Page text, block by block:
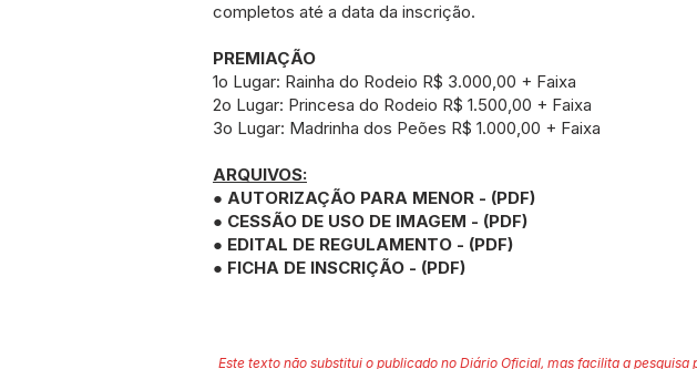
completos até a data da inscrição.
PREMIAÇÃO
1o Lugar: Rainha do Rodeio R$ 3.000,00 + Faixa
2o Lugar: Princesa do Rodeio R$ 1.500,00 + Faixa
3o Lugar: Madrinha dos Peões R$ 1.000,00 + Faixa
ARQUIVOS:
● AUTORIZAÇÃO PARA MENOR - (PDF)
● CESSÃO DE USO DE IMAGEM - (PDF)
● EDITAL DE REGULAMENTO - (PDF)
● FICHA DE INSCRIÇÃO - (PDF)
Este texto não substitui o publicado no Diário Oficial, mas facilita a